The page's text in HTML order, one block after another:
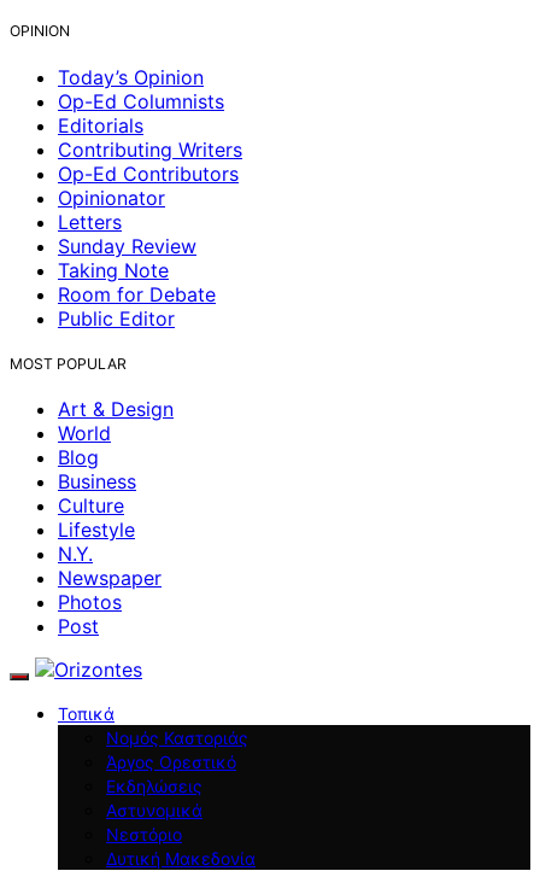
OPINION
Today’s Opinion
Op-Ed Columnists
Editorials
Contributing Writers
Op-Ed Contributors
Opinionator
Letters
Sunday Review
Taking Note
Room for Debate
Public Editor
MOST POPULAR
Art & Design
World
Blog
Business
Culture
Lifestyle
N.Y.
Newspaper
Photos
Post
Τοπικά
Νομός Καστοριάς
Άργος Ορεστικό
Εκδηλώσεις
Αστυνομικά
Νεστόριο
Δυτική Μακεδονία